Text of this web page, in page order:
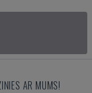
AR MUMS!